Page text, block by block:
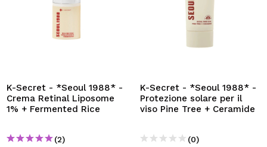
K-Secret - *Seoul 1988* -
Crema Retinal Liposome
1% + Fermented Rice
(2)
K-Secret - *Seoul 1988* -
Protezione solare per il
viso Pine Tree + Ceramide
(0)